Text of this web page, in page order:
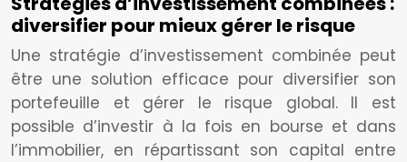
diversifier pour mieux gérer le risque
Une stratégie d’investissement combinée peut
être une solution efficace pour diversifier son
portefeuille et gérer le risque global. Il est
possible d’investir à la fois en bourse et dans
l’immobilier, en répartissant son capital entre